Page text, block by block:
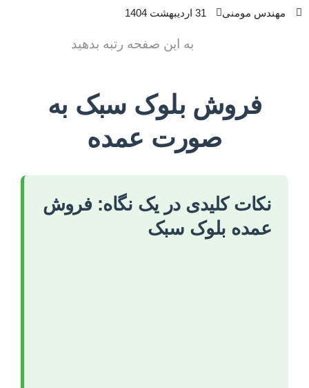
مهندس مومنی 31 اردیبهشت 1404
به این صفحه رتبه بدهید
فروش بلوک سبک به
صورت عمده
نکات کلیدی در یک نگاه: فروش
عمده بلوک سبک